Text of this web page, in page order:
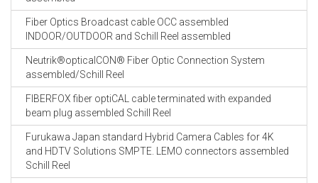
Fiber Optics Broadcast cable OCC assembled
INDOOR/OUTDOOR and Schill Reel assembled
Neutrik®opticalCON® Fiber Optic Connection System
assembled/Schill Reel
FIBERFOX fiber optiCAL cable terminated with expanded
beam plug assembled Schill Reel
Furukawa Japan standard Hybrid Camera Cables for 4K
and HDTV Solutions SMPTE. LEMO connectors assembled
Schill Reel